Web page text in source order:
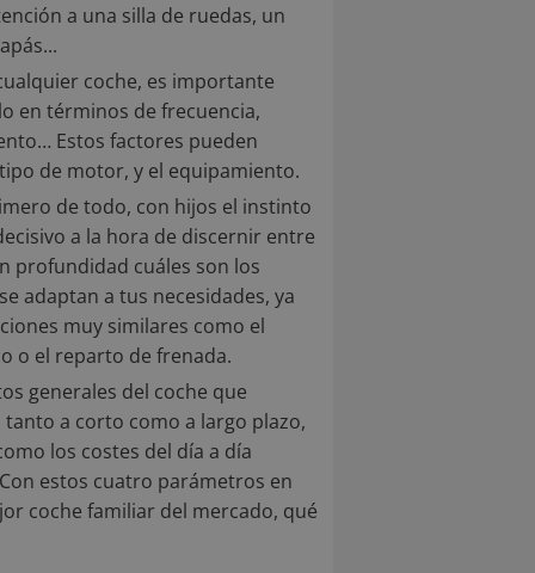
a una silla de ruedas, un
coche, es importante
en términos de frecuencia,
Estos factores pueden
de motor, y el equipamiento.
de todo, con hijos el instinto
a la hora de discernir entre
profundidad cuáles son los
adaptan a tus necesidades, ya
muy similares como el
o el reparto de frenada.
generales del coche que
a corto como a largo plazo,
los costes del día a día
estos cuatro parámetros en
coche familiar del mercado, qué